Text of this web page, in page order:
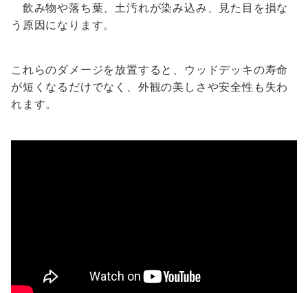
飲み物や落ち葉、土汚れが染み込み、見た目を損な
う原因になります。
これらのダメージを放置すると、ウッドデッキの寿命
が短くなるだけでなく、外観の美しさや安全性も失わ
れます。